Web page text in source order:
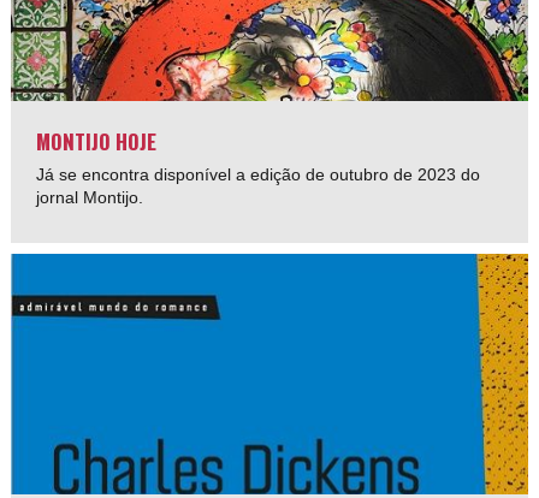
MONTIJO HOJE
Já se encontra disponível a edição de outubro de 2023 do
jornal Montijo.